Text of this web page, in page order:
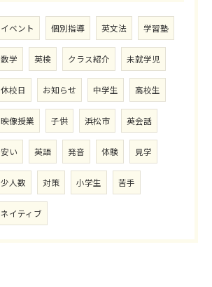
イベント 個別指導 英文法 学習塾
数学 英検 クラス紹介 未就学児
休校日 お知らせ 中学生 高校生
映像授業 子供 浜松市 英会話
安い 英語 発音 体験 見学
少人数 対策 小学生 苦手
ネイティブ